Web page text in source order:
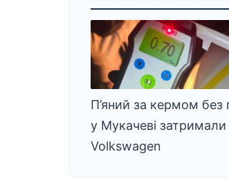
П’яний за кермом без
у Мукачеві затримали
Volkswagen